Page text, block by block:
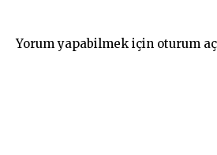
Yorum yapabilmek için oturum